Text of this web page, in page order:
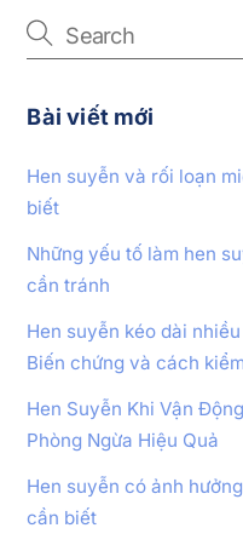
Bài viết mới
Hen suyễn và rối loạn
biết
Những yếu tố làm hen
cần tránh
Hen suyễn kéo dài
Biến chứng và cách
Hen Suyễn Khi Vận
Phòng Ngừa Hiệu Quả
Hen suyễn có ảnh
cần biết